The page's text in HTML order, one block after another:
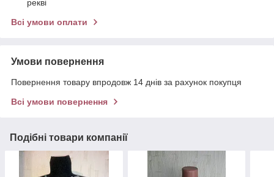
рекві
Всі умови оплати
Умови повернення
Повернення товару впродовж 14 днів за рахунок покупця
Всі умови повернення
Подібні товари компанії